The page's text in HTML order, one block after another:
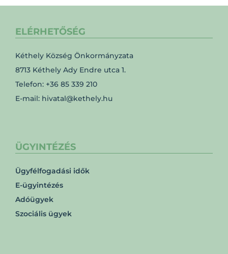
ELÉRHETŐSÉG
Kéthely Község Önkormányzata
8713 Kéthely Ady Endre utca 1.
Telefon: +36 85 339 210
E-mail: hivatal@kethely.hu
ÜGYINTÉZÉS
Ügyfélfogadási idők
E-ügyintézés
Adóügyek
Szociális ügyek